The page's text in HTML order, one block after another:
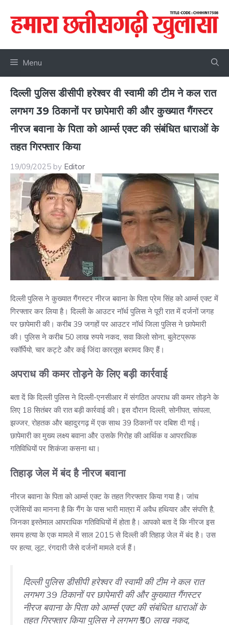
content
Menu
दिल्ली पुलिस डीसीपी हरेश्वर वी स्वामी की टीम ने कल रात
लगभग 39 ठिकानों पर छापेमारी की और कुख्यात गैंगस्टर
नीरज बवाना के पिता को आर्म्स एक्ट की संबंधित धाराओं के
तहत गिरफ्तार किया
19/09/2025 by Editor
दिल्ली पुलिस ने कुख्यात गैंगस्टर नीरज बवाना के पिता प्रेम सिंह को आर्म्स एक्ट में
गिरफ्तार कर लिया है। दिल्ली के आउटर नॉर्थ पुलिस ने पूरी रात में दर्जनों जगह
पर छापेमारी की। करीब 39 जगहों पर आउटर नॉर्थ जिला पुलिस ने छापेमारी
की। पुलिस ने करीब 50 लाख रुपये नकद, सवा किलो सोना, बुलेटप्रूफ
स्कॉर्पियो, चार कट्टे और कई जिंदा कारतूस बरामद किए हैं।
अपराध की कमर तोड़ने के लिए बड़ी कार्रवाई
बता दें कि दिल्ली पुलिस ने दिल्ली-एनसीआर में संगठित अपराध की कमर तोड़ने के
लिए 18 सितंबर की रात बड़ी कार्रवाई की। इस दौरान दिल्ली, सोनीपत, सांपला,
झज्जर, रोहतक और बहादुरगढ़ में एक साथ 39 ठिकानों पर दबिश दी गई।
छापेमारी का मुख्य लक्ष्य बवाना और उसके गिरोह की आर्थिक व आपराधिक
गतिविधियों पर शिकंजा कसना था।
तिहाड़ जेल में बंद है नीरज बवाना
नीरज बवाना के पिता को आर्म्स एक्ट के तहत गिरफ्तार किया गया है। जांच
एजेंसियों का मानना है कि गैंग के पास भारी मात्रा में अवैध हथियार और संपत्ति है,
जिनका इस्तेमाल आपराधिक गतिविधियों में होता है। आपको बता दें कि नीरज इस
समय हत्या के एक मामले में साल 2015 से दिल्ली की तिहाड़ जेल में बंद है। उस
पर हत्या, लूट, रंगदारी जैसे दर्जनों मामले दर्ज हैं।
दिल्ली पुलिस डीसीपी हरेश्वर वी स्वामी की टीम ने कल रात
लगभग 39 ठिकानों पर छापेमारी की और कुख्यात गैंगस्टर
नीरज बवाना के पिता को आर्म्स एक्ट की संबंधित धाराओं के
तहत गिरफ्तार किया पुलिस ने लगभग ₹50 लाख नकद,